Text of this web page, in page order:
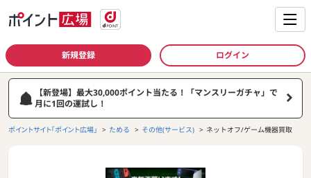
新規登録 ログイン
【新登場】最大30,000ポイント当たる！「マンスリーガチャ」で
月に1回の運試し！
ポイントサイト「ポイント広場」 ためる その他(サービス) ネットオフ/ゲーム機器買取